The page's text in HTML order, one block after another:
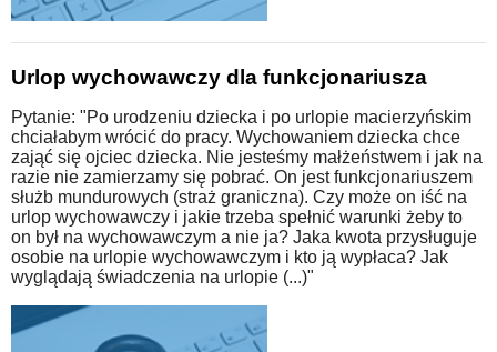
Urlop wychowawczy dla funkcjonariusza
Pytanie: "Po urodzeniu dziecka i po urlopie macierzyńskim
chciałabym wrócić do pracy. Wychowaniem dziecka chce
zająć się ojciec dziecka. Nie jesteśmy małżeństwem i jak na
razie nie zamierzamy się pobrać. On jest funkcjonariuszem
służb mundurowych (straż graniczna). Czy może on iść na
urlop wychowawczy i jakie trzeba spełnić warunki żeby to
on był na wychowawczym a nie ja? Jaka kwota przysługuje
osobie na urlopie wychowawczym i kto ją wypłaca? Jak
wyglądają świadczenia na urlopie (...)"